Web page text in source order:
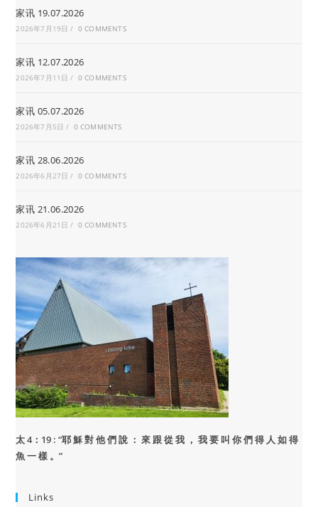
家讯 19.07.2026
2026年7月19日 / 0 COMMENTS
家讯 12.07.2026
2026年7月11日 / 0 COMMENTS
家讯 05.07.2026
2026年7月5日 / 0 COMMENTS
家讯 28.06.2026
2026年6月27日 / 0 COMMENTS
家讯 21.06.2026
2026年6月21日 / 0 COMMENTS
太 4：19 : “耶 穌 對 他 們 說 ： 來 跟 從 我 ， 我 要 叫 你 們 得 人 如 得
魚 一 樣 。”
Links